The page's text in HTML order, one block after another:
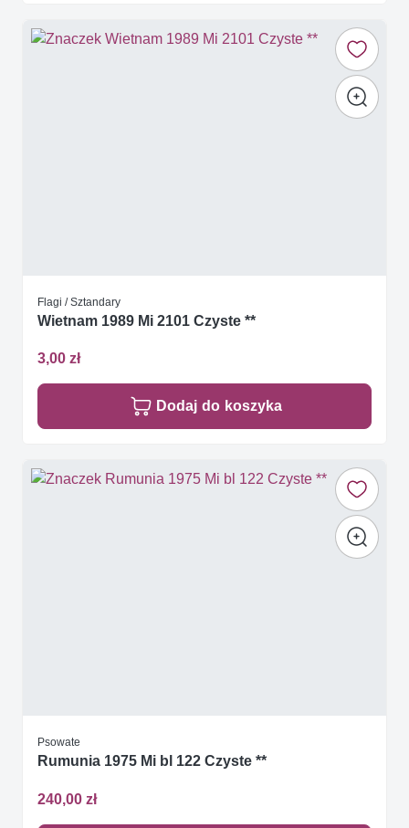
Flagi / Sztandary
Wietnam 1989 Mi 2101 Czyste **
3,00 zł
Dodaj do koszyka
Psowate
Rumunia 1975 Mi bl 122 Czyste **
240,00 zł